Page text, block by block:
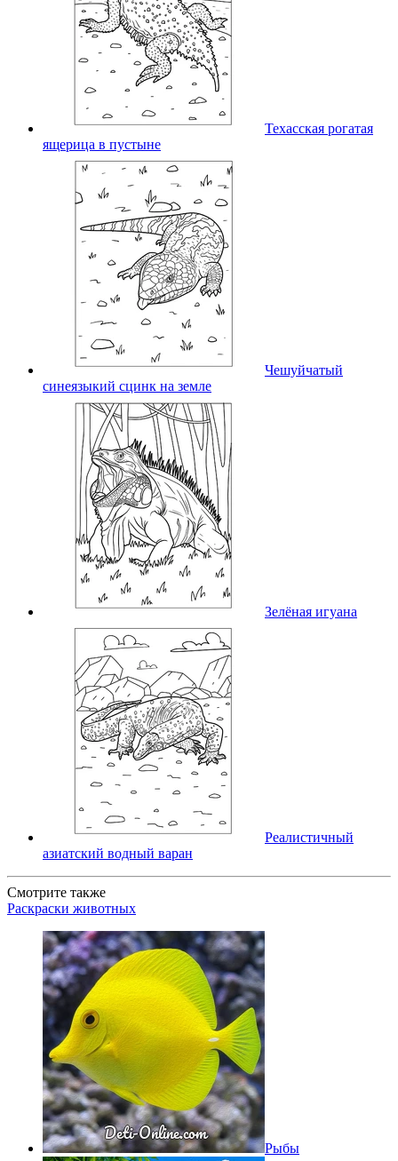
Техасская рогатая
ящерица в пустыне
Чешуйчатый
синеязыкий сцинк на земле
Зелёная игуана
Реалистичный
азиатский водный варан
Смотрите также
Раскраски животных
Рыбы